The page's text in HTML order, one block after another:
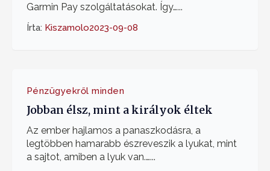
Garmin Pay szolgáltatásokat. Így…...
Írta: Kiszamolo2023-09-08
Pénzügyekről minden
Jobban élsz, mint a királyok éltek
Az ember hajlamos a panaszkodásra, a
legtöbben hamarabb észreveszik a lyukat, mint
a sajtot, amiben a lyuk van.…...